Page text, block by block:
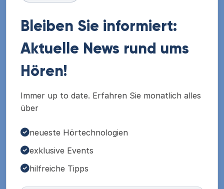
Bleiben Sie informiert:
Aktuelle News rund ums
Hören!
Immer up to date. Erfahren Sie monatlich alles
über
neueste Hörtechnologien
exklusive Events
hilfreiche Tipps